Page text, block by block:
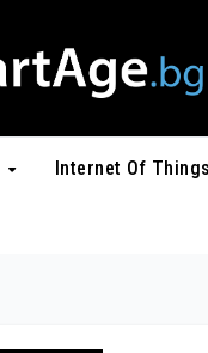
Internet Of Things